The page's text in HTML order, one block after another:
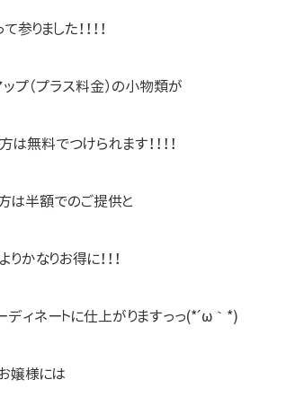
りました！！！！
プ（プラス料金）の小物類が
無料でつけられます！！！！
は半額でのご提供と
かなりお得に！！！
ィネートに仕上がりますっっ(*´ω｀*)
嬢様には